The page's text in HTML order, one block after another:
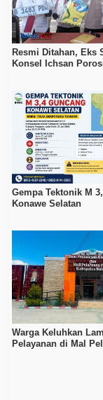
Resmi Ditahan, Eks
Konsel Ichsan
Gempa Tektonik M
Konawe Selatan
Warga Keluhkan
Pelayanan di Mal